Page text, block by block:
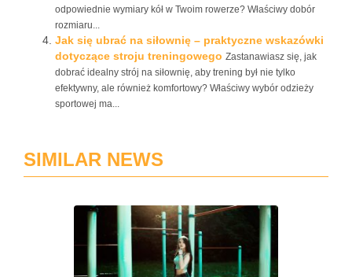
odpowiednie wymiary kół w Twoim rowerze? Właściwy dobór
rozmiaru...
Jak się ubrać na siłownię – praktyczne wskazówki
dotyczące stroju treningowego Zastanawiasz się, jak
dobrać idealny strój na siłownię, aby trening był nie tylko
efektywny, ale również komfortowy? Właściwy wybór odzieży
sportowej ma...
SIMILAR NEWS